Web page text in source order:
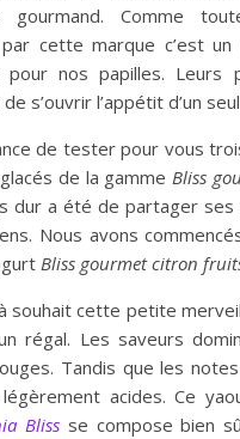
gourmand. Comme
cette marque c’est
pour nos papilles. Leurs
s’ouvrir l’appétit d’un
de tester pour vous
de la gamme Bliss
dur a été de partager
Nous avons
Bliss gourmet citron
souhait cette petite
régal. Les saveurs
Tandis que les
acides. Ce
Bliss se compose bien